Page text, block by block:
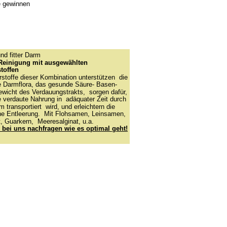
gewinnen
fitter Darm
mit ausgewählten
dieser Kombination unterstützen  die
Darmflora, das gesunde Säure- Basen-
des Verdauungstrakts,  sorgen dafür,
verdaute Nahrung in  adäquater Zeit durch
transportiert  wird, und erleichtern die
Entleerung.  Mit Flohsamen, Leinsamen,
Guarkern,  Meeresalginat, u.a.
bei uns nachfragen wie es optimal geht!